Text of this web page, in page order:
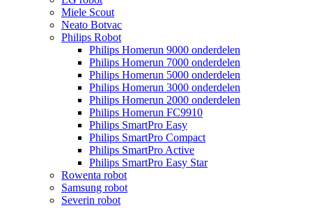
Miele Scout
Neato Botvac
Philips Robot
Philips Homerun 9000 onderdelen
Philips Homerun 7000 onderdelen
Philips Homerun 5000 onderdelen
Philips Homerun 3000 onderdelen
Philips Homerun 2000 onderdelen
Philips Homerun FC9910
Philips SmartPro Easy
Philips SmartPro Compact
Philips SmartPro Active
Philips SmartPro Easy Star
Rowenta robot
Samsung robot
Severin robot